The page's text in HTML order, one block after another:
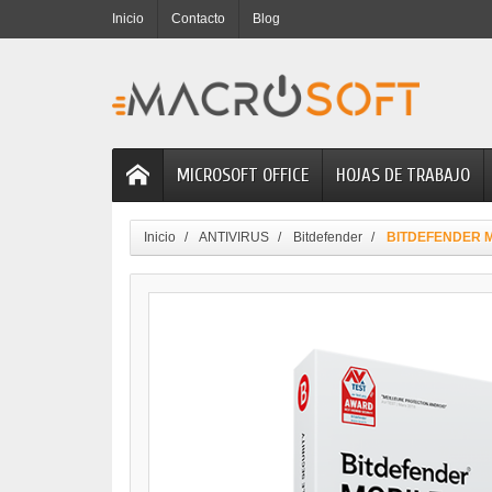
Inicio Contacto Blog
MICROSOFT OFFICE HOJAS DE TRABAJO
Inicio ANTIVIRUS Bitdefender BITDEFENDER